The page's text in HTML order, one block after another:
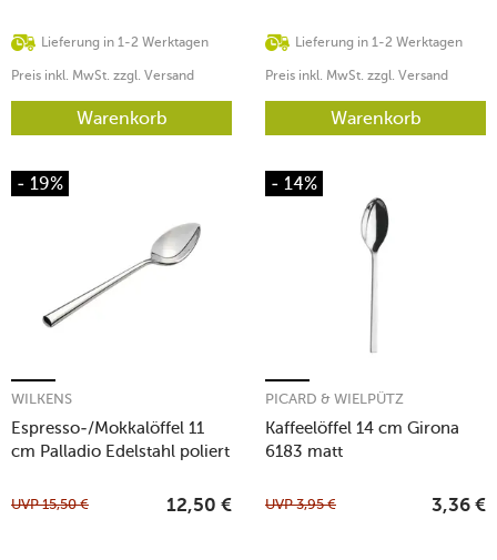
Lieferung in 1-2 Werktagen
Preis inkl. MwSt. zzgl. Versand
Warenkorb
Lieferung in 1-2 Werktagen
Preis inkl. MwSt. zzgl. Versand
Warenkorb
- 19%
Espresso-/Mokkalöffel 11
cm Palladio Edelstahl poliert
WILKENS
UVP15,50 € 12,50 €
- 14%
Kaffeelöffel 14 cm Girona
6183 matt
PICARD & WIELPÜTZ
UVP3,95 € 3,36 €